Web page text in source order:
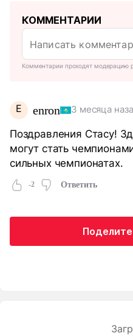
КОММЕНТАРИИ
Комментарии проходят модерацию
E enron 3 месяца
Поздравления Стасу!
могут стать
сильных чемпионатах.
-2 Ответить